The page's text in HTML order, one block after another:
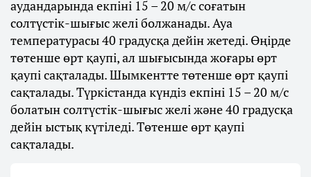
аудандарында екпіні 15 – 20 м/с соғатын
солтүстік-шығыс желі болжанады. Ауа
температурасы 40 градусқа дейін жетеді. Өңірде
төтенше өрт қаупі, ал шығысында жоғары өрт
қаупі сақталады. Шымкентте төтенше өрт қаупі
сақталады. Түркістанда күндіз екпіні 15 – 20 м/с
болатын солтүстік-шығыс желі және 40 градусқа
дейін ыстық күтіледі. Төтенше өрт қаупі
сақталады.